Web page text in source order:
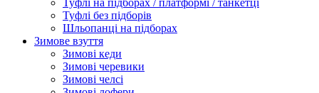
Туфлі на підборах / платформі / танкетці
Туфлі без підборів
Шльопанці на підборах
Зимове взуття
Зимові кеди
Зимові черевики
Зимові челсі